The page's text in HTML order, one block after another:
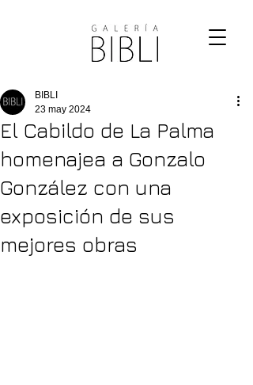
El Cabildo de La Palma
homenajea a Gonzalo
González con una
exposición de sus
mejores obras
BIBLI
23 may 2024